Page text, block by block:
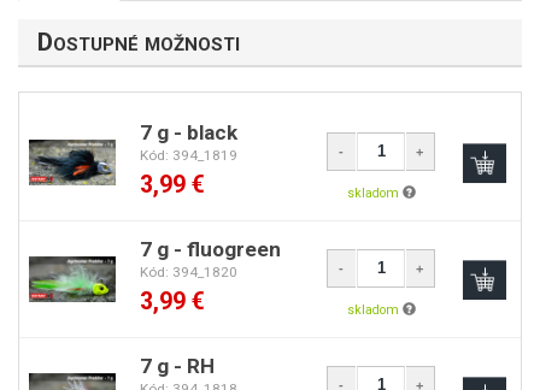
Dostupné možnosti
7 g - black
Kód: 394_1819 +